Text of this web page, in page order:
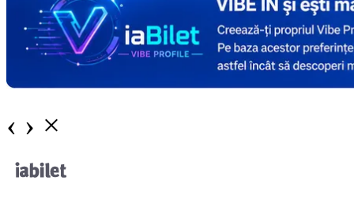
‹ › ×